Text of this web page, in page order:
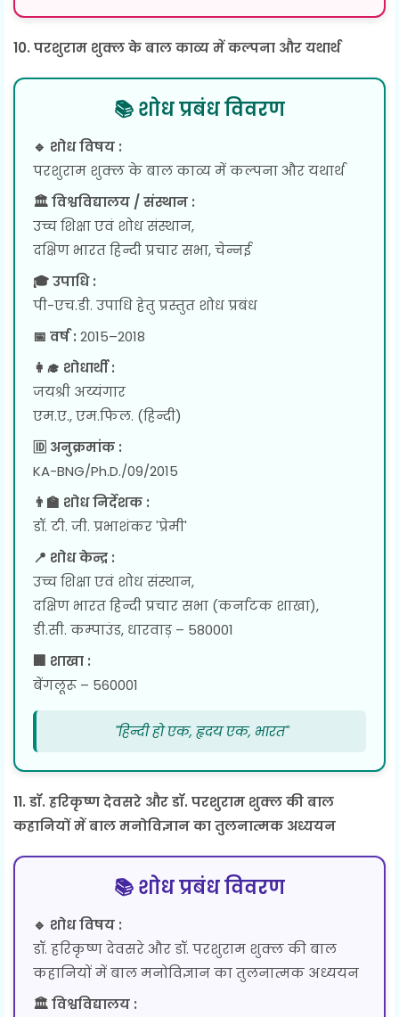
10. परशुराम शुक्ल के बाल काव्य में कल्पना और यथार्थ
📚 शोध प्रबंध विवरण
🔹 शोध विषय :
परशुराम शुक्ल के बाल काव्य में कल्पना और यथार्थ
🏛 विश्वविद्यालय / संस्थान :
उच्च शिक्षा एवं शोध संस्थान,
दक्षिण भारत हिन्दी प्रचार सभा, चेन्नई
🎓 उपाधि :
पी-एच.डी. उपाधि हेतु प्रस्तुत शोध प्रबंध
📅 वर्ष : 2015–2018
👩‍🎓 शोधार्थी :
जयश्री अय्यंगार
एम.ए., एम.फिल. (हिन्दी)
🆔 अनुक्रमांक :
KA-BNG/Ph.D./09/2015
👨‍🏫 शोध निर्देशक :
डॉ. टी. जी. प्रभाशंकर 'प्रेमी'
📍 शोध केन्द्र :
उच्च शिक्षा एवं शोध संस्थान,
दक्षिण भारत हिन्दी प्रचार सभा (कर्नाटक शाखा),
डी.सी. कम्पाउंड, धारवाड़ – 580001
🏢 शाखा :
बेंगलूरू – 560001
"हिन्दी हो एक, हृदय एक, भारत"
11. डॉ. हरिकृष्ण देवसरे और डॉ. परशुराम शुक्ल की बाल
कहानियों में बाल मनोविज्ञान का तुलनात्मक अध्ययन
📚 शोध प्रबंध विवरण
🔹 शोध विषय :
डॉ. हरिकृष्ण देवसरे और डॉ. परशुराम शुक्ल की बाल
कहानियों में बाल मनोविज्ञान का तुलनात्मक अध्ययन
🏛 विश्वविद्यालय :